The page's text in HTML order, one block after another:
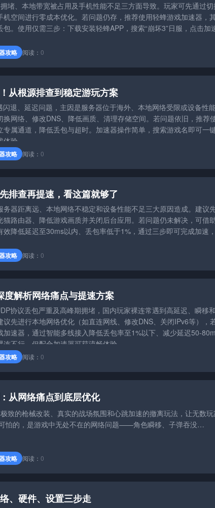
堵、本地带宽被占用及手机性能不足三方面导致。玩家可先通过
空间进行零成本优化。若问题仍存，推荐使用轻蜂游戏加速器，
。使用仅需三步：下载安装轻蜂APP，搜索“崩坏3”日服，点击加
攻略 阅读： 0
从根源排查到稳定游玩方案
闪退、延迟问题，主因是服务器位于海外、本地网络受限或设备性
网络、修改DNS、降低画质、清理存储空间。若问题依旧，推荐
属通道，降低丢包与超时。加速器操作简单，搜索游戏名即可一
验。
攻略 阅读： 0
排查再提速，看这篇就够了
务器距离远、本地网络不稳定和设备性能不足三大原因造成。建议
路由器、降低游戏画质并关闭后台应用。若问题仍未解决，可借
降低延迟至30ms以内、丢包率低于1%，通过三步即可完成加速
攻略 阅读： 0
解析网络痛点与提速方案
协议丢包严重及高峰期拥堵，国内玩家裸连常遇到高延迟、瞬移
先进行本地网络优化（如直连网线、修改DNS、关闭IPv6等），
速器，通过智能多线接入降低丢包率至1%以下、减少延迟50-
不行，但配合加速器可获流畅体验。
攻略 阅读： 0
从网络痛点到底层优化
致的枪械改装、真实的战场氛围和心跳加速的撤离玩法，让无数玩
怕的，是游戏中无处不在的网络问题——角色瞬移、子弹吞没…
攻略 阅读： 0
、硬件、设置三步走